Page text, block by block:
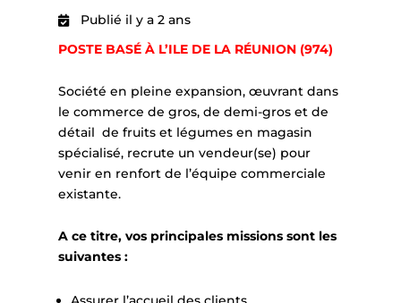
Publié il y a 2 ans
POSTE BASÉ À L’ILE DE LA RÉUNION (974)
Société en pleine expansion, œuvrant dans
le commerce de gros, de demi-gros et de
détail de fruits et légumes en magasin
spécialisé, recrute un vendeur(se) pour
venir en renfort de l’équipe commerciale
existante.
A ce titre, vos principales missions sont les
suivantes :